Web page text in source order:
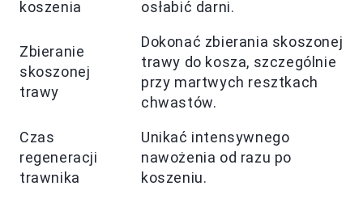
koszenia
osłabić darni.
Zbieranie
skoszonej
trawy
Dokonać zbierania skoszonej
trawy do kosza, szczególnie
przy martwych resztkach
chwastów.
Czas
regeneracji
trawnika
Unikać intensywnego
nawożenia od razu po
koszeniu.